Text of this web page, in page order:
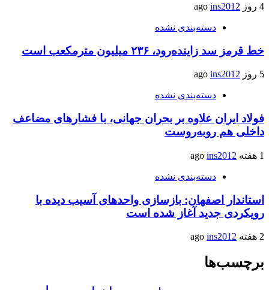
4 روز ago ins2012
دسته‌بندی نشده
خط قرمز سد زاینده‌رود، ۲۳۶ میلیون مترمکعب است
5 روز ago ins2012
دسته‌بندی نشده
فولاد ایران علاوه بر بحران جهانی، با فشارهای مضاعف
داخلی هم روبه‌روست
1 هفته ago ins2012
دسته‌بندی نشده
استاندار اصفهان: بازسازی واحدهای آسیب دیده با
رویکردی جدید آغاز شده است
2 هفته ago ins2012
برچسب‌ها